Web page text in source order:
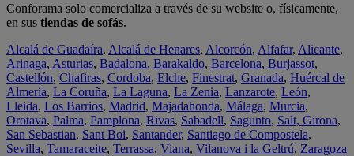
Conforama solo comercializa a través de su website o, físicamente,
en sus tiendas de sofás.
Alcalá de Guadaíra, Alcalá de Henares, Alcorcón, Alfafar, Alicante,
Arinaga, Asturias, Badalona, Barakaldo, Barcelona, Burjassot,
Castellón, Chafiras, Cordoba, Elche, Finestrat, Granada, Huércal de
Almería, La Coruña, La Laguna, La Zenia, Lanzarote, León,
Lleida, Los Barrios, Madrid, Majadahonda, Málaga, Murcia,
Orotava, Palma, Pamplona, Rivas, Sabadell, Sagunto, Salt, Girona,
San Sebastian, Sant Boi, Santander, Santiago de Compostela,
Sevilla, Tamaraceite, Terrassa, Viana, Vilanova i la Geltrú, Zaragoza